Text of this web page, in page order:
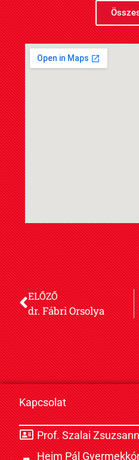
ELŐZŐ
dr. Fábri Orsolya
Kapcsolat
Prof. Szalai
Heim Pál